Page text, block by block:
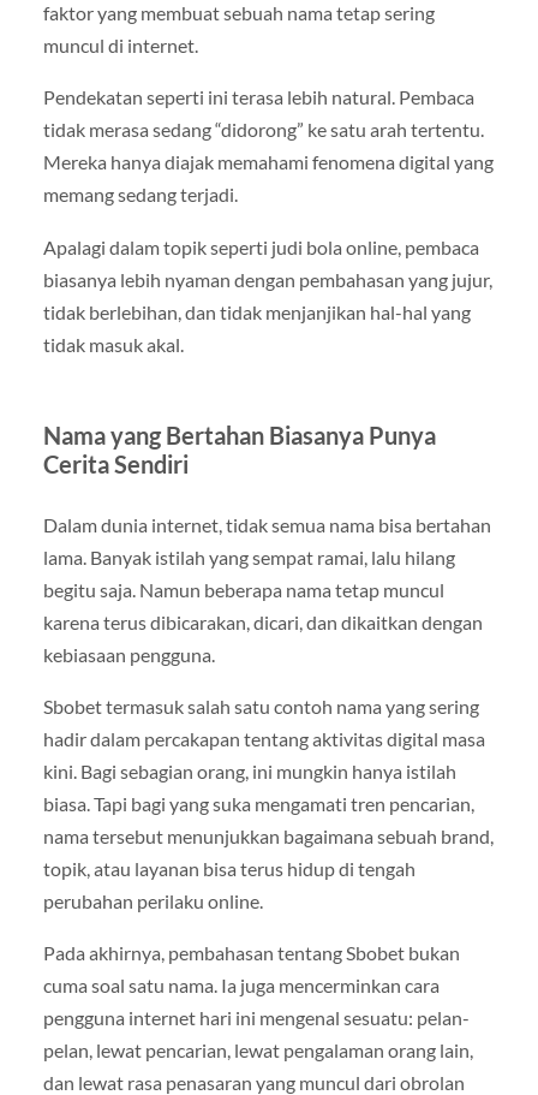
faktor yang membuat sebuah nama tetap sering
muncul di internet.
Pendekatan seperti ini terasa lebih natural. Pembaca
tidak merasa sedang “didorong” ke satu arah tertentu.
Mereka hanya diajak memahami fenomena digital yang
memang sedang terjadi.
Apalagi dalam topik seperti judi bola online, pembaca
biasanya lebih nyaman dengan pembahasan yang jujur,
tidak berlebihan, dan tidak menjanjikan hal-hal yang
tidak masuk akal.
Nama yang Bertahan Biasanya Punya
Cerita Sendiri
Dalam dunia internet, tidak semua nama bisa bertahan
lama. Banyak istilah yang sempat ramai, lalu hilang
begitu saja. Namun beberapa nama tetap muncul
karena terus dibicarakan, dicari, dan dikaitkan dengan
kebiasaan pengguna.
Sbobet termasuk salah satu contoh nama yang sering
hadir dalam percakapan tentang aktivitas digital masa
kini. Bagi sebagian orang, ini mungkin hanya istilah
biasa. Tapi bagi yang suka mengamati tren pencarian,
nama tersebut menunjukkan bagaimana sebuah brand,
topik, atau layanan bisa terus hidup di tengah
perubahan perilaku online.
Pada akhirnya, pembahasan tentang Sbobet bukan
cuma soal satu nama. Ia juga mencerminkan cara
pengguna internet hari ini mengenal sesuatu: pelan-
pelan, lewat pencarian, lewat pengalaman orang lain,
dan lewat rasa penasaran yang muncul dari obrolan